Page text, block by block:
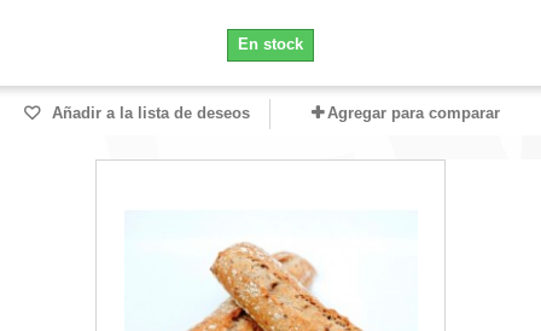
En stock
Añadir a la lista de deseos Agregar para comparar